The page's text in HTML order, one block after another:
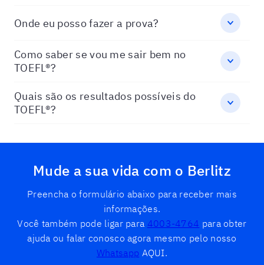
Onde eu posso fazer a prova?
Como saber se vou me sair bem no
TOEFL®?
Quais são os resultados possíveis do
TOEFL®?
Mude a sua vida com o Berlitz
Preencha o formulário abaixo para receber mais
informações.
Você também pode ligar para 4003-4764 para obter
ajuda ou falar conosco agora mesmo pelo nosso
Whatsapp AQUI.